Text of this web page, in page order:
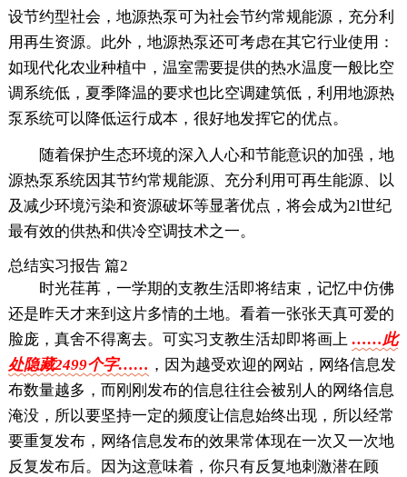
设节约型社会，地源热泵可为社会节约常规能源，充分利
用再生资源。此外，地源热泵还可考虑在其它行业使用：
如现代化农业种植中，温室需要提供的热水温度一般比空
调系统低，夏季降温的要求也比空调建筑低，利用地源热
泵系统可以降低运行成本，很好地发挥它的优点。
随着保护生态环境的深入人心和节能意识的加强，地
源热泵系统因其节约常规能源、充分利用可再生能源、以
及减少环境污染和资源破坏等显著优点，将会成为2l世纪
最有效的供热和供冷空调技术之一。
总结实习报告 篇2
时光荏苒，一学期的支教生活即将结束，记忆中仿佛
还是昨天才来到这片多情的土地。看着一张张天真可爱的
脸庞，真舍不得离去。可实习支教生活却即将画上 ……此
处隐藏2499个字…… ，因为越受欢迎的网站，网络信息发
布数量越多，而刚刚发布的信息往往会被别人的网络信息
淹没，所以要坚持一定的频度让信息始终出现，所以经常
要重复发布，网络信息发布的效果常体现在一次又一次地
反复发布后。因为这意味着，你只有反复地刺激潜在顾